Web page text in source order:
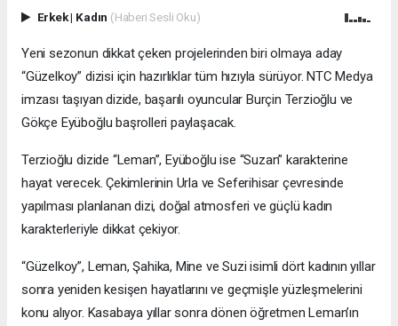
Erkek| Kadın (Haberi Sesli Oku)
Yeni sezonun dikkat çeken projelerinden biri olmaya aday
“Güzelkoy” dizisi için hazırlıklar tüm hızıyla sürüyor. NTC Medya
imzası taşıyan dizide, başarılı oyuncular Burçin Terzioğlu ve
Gökçe Eyüboğlu başrolleri paylaşacak.
Terzioğlu dizide “Leman”, Eyüboğlu ise “Suzan” karakterine
hayat verecek. Çekimlerinin Urla ve Seferihisar çevresinde
yapılması planlanan dizi, doğal atmosferi ve güçlü kadın
karakterleriyle dikkat çekiyor.
“Güzelkoy”, Leman, Şahika, Mine ve Suzi isimli dört kadının yıllar
sonra yeniden kesişen hayatlarını ve geçmişle yüzleşmelerini
konu alıyor. Kasabaya yıllar sonra dönen öğretmen Leman’ın